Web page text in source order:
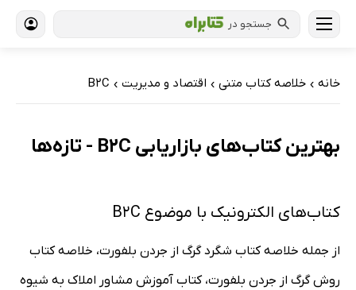
جستجو در
خانه › خلاصه کتاب متنی › اقتصاد و مدیریت ›
B2C
بهترین کتاب‌های بازاریابی B2C - تازه‌ها
کتاب‌های الکترونیک با موضوع B2C
از جمله خلاصه کتاب شگرد گرگ از جردن بلفورت، خلاصه کتاب
روش گرگ از جردن بلفورت، کتاب آموزش مشاور املاک به شیوه